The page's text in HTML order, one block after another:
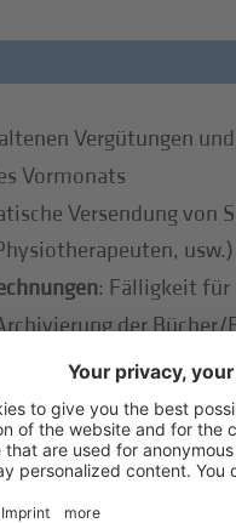
Vergütungen
Vormonats
Versendung von
: Fälligkeit für
der
Fälligkeit für die